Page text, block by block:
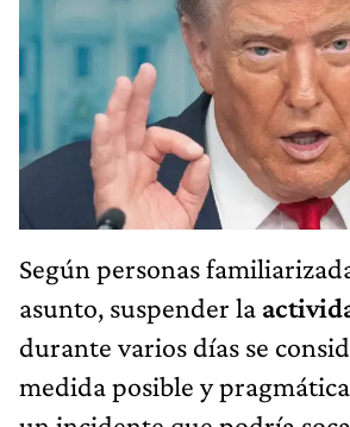
Según personas
asunto, suspender la
durante varios días se
medida posible y